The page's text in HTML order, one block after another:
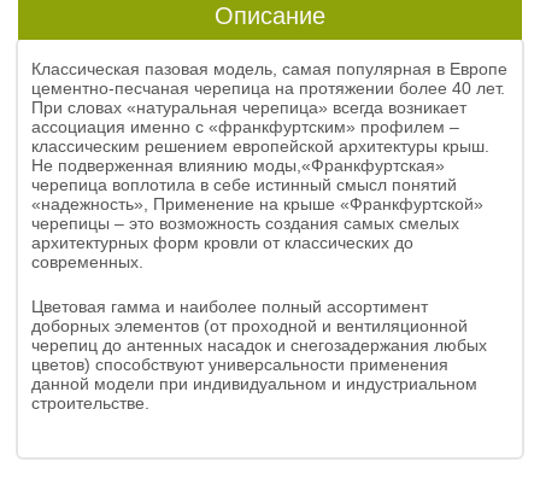
Описание
Классическая пазовая модель, самая популярная в Европе
цементно-песчаная черепица на протяжении более 40 лет.
При словах «натуральная черепица» всегда возникает
ассоциация именно с «франкфуртским» профилем –
классическим решением европейской архитектуры крыш.
Не подверженная влиянию моды,«Франкфуртская»
черепица воплотила в себе истинный смысл понятий
«надежность», Применение на крыше «Франкфуртской»
черепицы – это возможность создания самых смелых
архитектурных форм кровли от классических до
современных.
Цветовая гамма и наиболее полный ассортимент
доборных элементов (от проходной и вентиляционной
черепиц до антенных насадок и снегозадержания любых
цветов) способствуют универсальности применения
данной модели при индивидуальном и индустриальном
строительстве.